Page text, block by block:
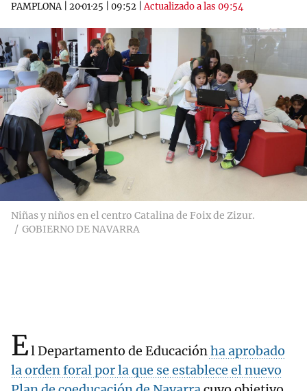
PAMPLONA| 20·01·25 09:52 |Actualizado a las 09:54
Niñas y niños en el centro Catalina de Foix de Zizur.
GOBIERNO DE NAVARRA
El Departamento de Educaciónha aprobado
la orden foral por la que se establece el nuevo